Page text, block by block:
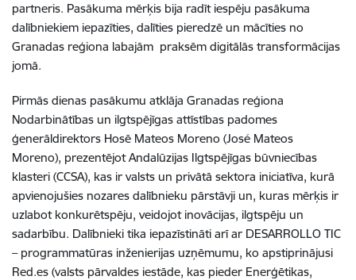
partneris. Pasākuma mērķis bija radīt iespēju pasākuma
dalībniekiem iepazīties, dalīties pieredzē un mācīties no
Granadas reģiona labajām praksēm digitālās transformācijas
jomā.
Pirmās dienas pasākumu atklāja Granadas reģiona
Nodarbinātības un ilgtspējīgas attīstības padomes
ģenerāldirektors Hosē Mateos Moreno (José Mateos
Moreno), prezentējot Andalūzijas Ilgtspējīgas būvniecības
klasteri (CCSA), kas ir valsts un privātā sektora iniciatīva, kurā
apvienojušies nozares dalībnieku pārstāvji un, kuras mērķis ir
uzlabot konkurētspēju, veidojot inovācijas, ilgtspēju un
sadarbību. Dalībnieki tika iepazīstināti arī ar DESARROLLO TIC
– programmatūras inženierijas uzņēmumu, ko apstiprinājusi
Red.es (valsts pārvaldes iestāde, kas pieder Enerģētikas,